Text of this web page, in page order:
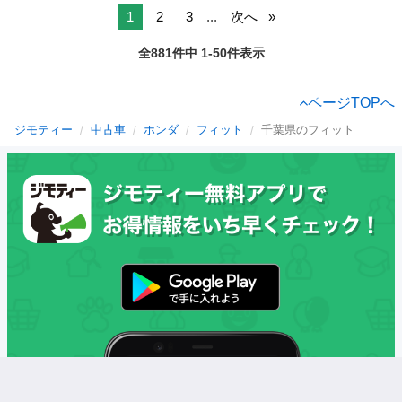
1 2 3 ... 次へ
全881件中 1-50件表示
ページTOPへ
ジモティー 中古車 ホンダ フィット 千葉県のフィット